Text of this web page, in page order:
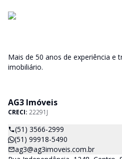
Mais de 50 anos de experiência e
imobiliário.
AG3 Imóveis
CRECI: 22291J
(51) 3566-2999
(51) 99918-5490
ag3@ag3imoveis.com.br